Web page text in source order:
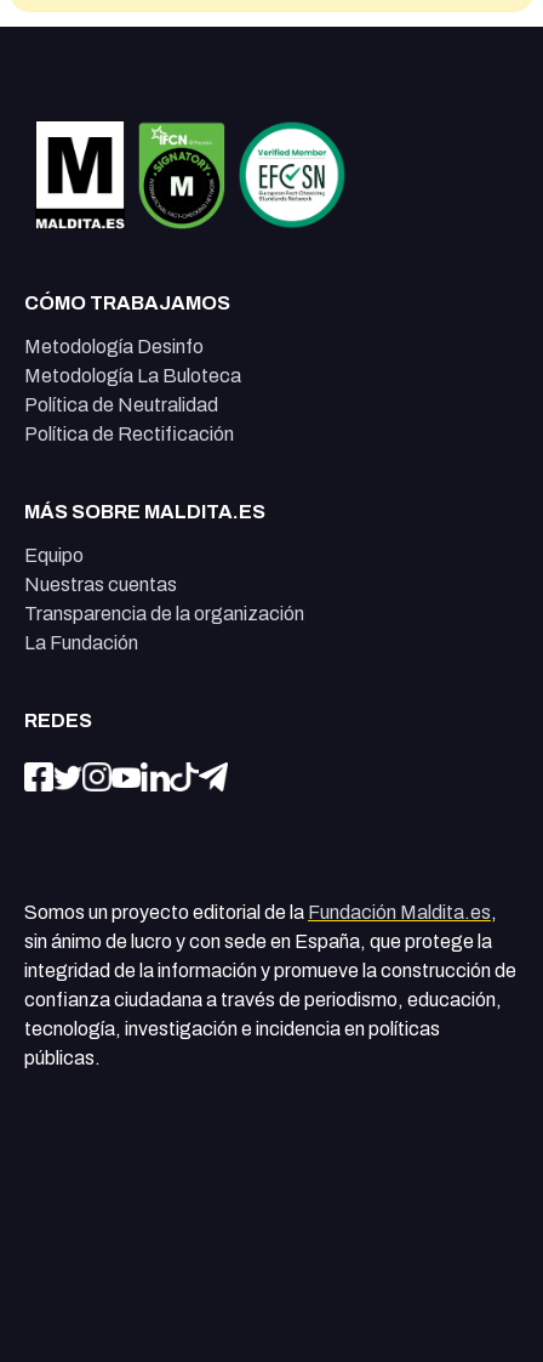
CÓMO TRABAJAMOS
Metodología Desinfo
Metodología La Buloteca
Política de Neutralidad
Política de Rectificación
MÁS SOBRE MALDITA.ES
Equipo
Nuestras cuentas
Transparencia de la organización
La Fundación
REDES
Somos un proyecto editorial de la Fundación Maldita.es,
sin ánimo de lucro y con sede en España, que protege la
integridad de la información y promueve la construcción de
confianza ciudadana a través de periodismo, educación,
tecnología, investigación e incidencia en políticas
públicas.